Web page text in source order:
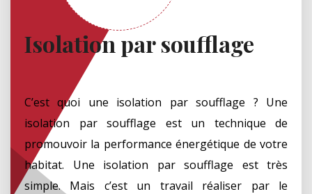
Isolation par soufflage
C’est quoi une isolation par soufflage ? Une
isolation par soufflage est un technique de
promouvoir la performance énergétique de votre
habitat. Une isolation par soufflage est très
simple. Mais c’est un travail réaliser par le